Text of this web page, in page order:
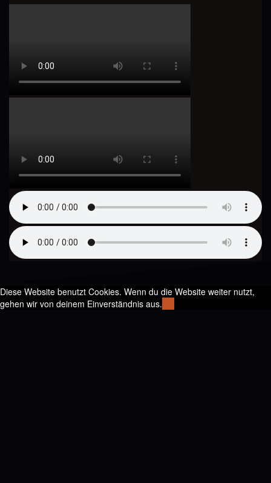
Diese Website benutzt Cookies. Wenn du die Website weiter nutzt,
gehen wir von deinem Einverständnis aus.